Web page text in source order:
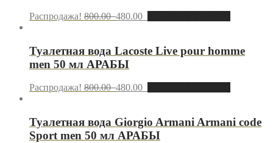
Распродажа! 800.00480.00
Туалетная вода Lacoste Live pour homme
men 50 мл АРАБЫ
Распродажа! 800.00480.00
Туалетная вода Giorgio Armani Armani сode
Sport men 50 мл АРАБЫ